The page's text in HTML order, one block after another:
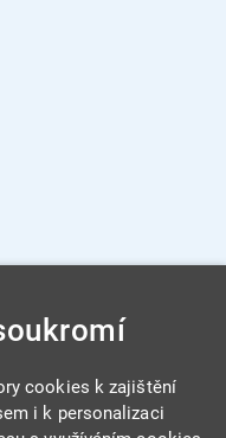
cookies k zajištění
i k personalizaci